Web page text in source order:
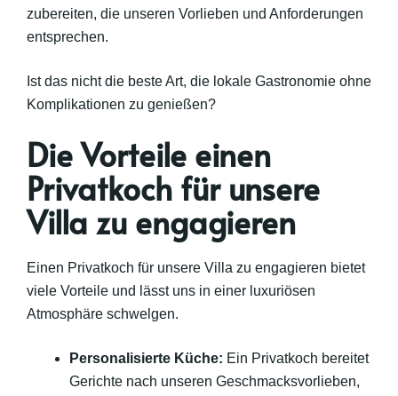
zubereiten, die unseren Vorlieben und Anforderungen
entsprechen.
Ist das nicht die beste Art, die lokale Gastronomie ohne
Komplikationen zu genießen?
Die Vorteile einen
Privatkoch für unsere
Villa zu engagieren
Einen Privatkoch für unsere Villa zu engagieren bietet
viele Vorteile und lässt uns in einer luxuriösen
Atmosphäre schwelgen.
Personalisierte Küche: Ein Privatkoch bereitet
Gerichte nach unseren Geschmacksvorlieben,